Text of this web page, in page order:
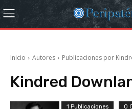
Inicio Autores Publicaciones por
Kindred
1 Publicaciones 0